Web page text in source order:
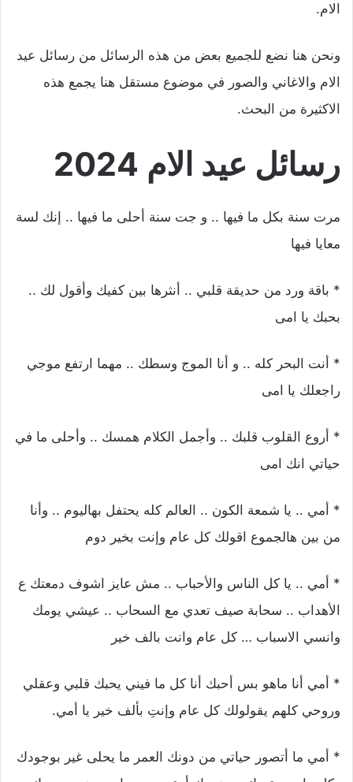
الام.
ونحن هنا نضع للجميع بعض من هذه الرسائل من رسائل عيد
الام والاغاني والصور في موضوع مستقل هنا يجمع هذه
الاكثيرة من البحث.
رسائل عيد الام 2024
مرت سنة بكل ما فيها .. و جت سنة أحلى ما فيها .. إنك لسة
معايا فيها
* باقة ورد من حديقة قلبي .. أنثرها بين كفيك وأقول لك ..
بحبك يا امى
* أنت البحر كله .. و أنا الموج وسطك .. مهما ارتفع موجي
راجعلك يا امى
* أروع القلوب قلبك .. وأجمل الكلام همسك .. وأحلى ما في
حياتي انك امى
* أمي .. يا شمعة الكون .. العالم كله يحتفل بهاليوم .. وأنا
من بين هالجموع اقولك كل عام وإنت بخير دوم
* أمي .. يا كل الناس والأحباب .. مش عايز اشوف دمعتك ع
الأهداب .. سحابة صيف تعدي مع السحاب .. عيشي يومك
وانسي الاسباب … كل عام وانت بالف خير
* أمي أنا ماهو بس أحبك أنا كل ما فيني يحبك قلبي وعقلي
وروحي كلهم يقولولك كل عام وإنتِ بألف خير يا أمي.
* أمي ما أتصور حياتي من دونك العمر ما يحلى غير بوجودك